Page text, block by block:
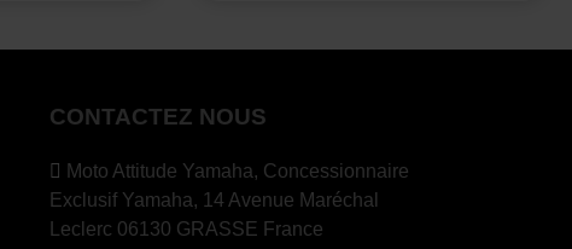
CONTACTEZ NOUS
Moto Attitude Yamaha, Concessionnaire
Exclusif Yamaha, 14 Avenue Maréchal
Leclerc 06130 GRASSE France